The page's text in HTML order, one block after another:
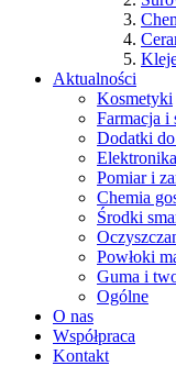
Aktualności
Kosmetyki
Farmacja i
Dodatki
Pomiar i
Chemia
Środki
Powłoki
Guma i
Ogólne
O nas
Współpraca
Kontakt